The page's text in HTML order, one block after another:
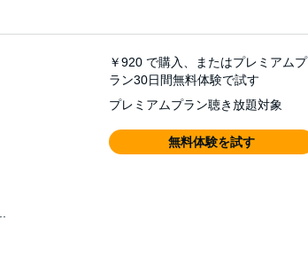
￥920 で購入、またはプレミアムプ
ラン30日間無料体験で試す
プレミアムプラン聴き放題対象
無料体験を試す